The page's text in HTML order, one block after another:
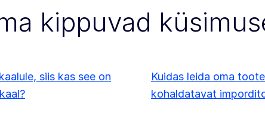
kippuvad
siis kas see on
Kuidas leida oma
kohaldatavat